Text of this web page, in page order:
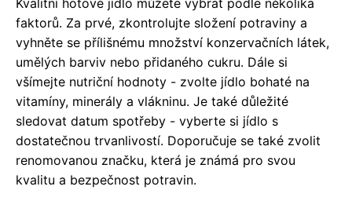
faktorů. Za prvé, zkontrolujte složení potraviny a
vyhněte se přílišnému množství konzervačních látek,
umělých barviv nebo přidaného cukru. Dále si
všímejte nutriční hodnoty - zvolte jídlo bohaté na
vitamíny, minerály a vlákninu. Je také důležité
sledovat datum spotřeby - vyberte si jídlo s
dostatečnou trvanlivostí. Doporučuje se také zvolit
renomovanou značku, která je známá pro svou
kvalitu a bezpečnost potravin.